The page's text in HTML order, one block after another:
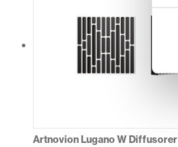
Artnovion Lugano W Diffusorer